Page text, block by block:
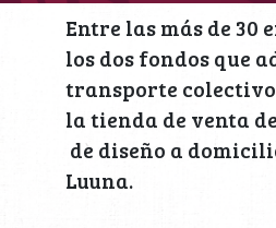
Entre las más de 30
los dos fondos que
transporte colectivo
la tienda de venta
de diseño a
Luuna.